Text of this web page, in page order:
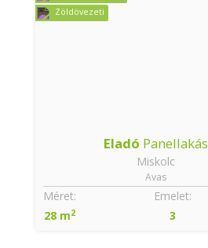
Zöldövezeti
Eladó Panellakás
Miskolc
Avas
Méret:
28 m2
Emelet:
3